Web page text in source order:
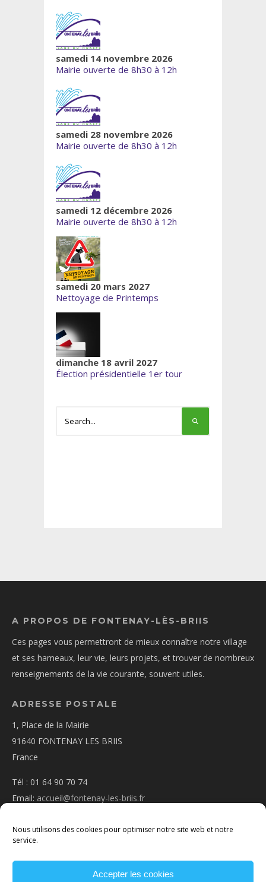
Nous utilisons des cookies pour optimiser notre site web et notre
service.
Accepter les cookies
samedi 14 novembre 2026
Mairie ouverte de 8h30 à 12h
samedi 28 novembre 2026
Mairie ouverte de 8h30 à 12h
samedi 12 décembre 2026
Mairie ouverte de 8h30 à 12h
samedi 20 mars 2027
Nettoyage de Printemps
dimanche 18 avril 2027
Élection présidentielle 1er tour
A PROPOS DE FONTENAY-LÈS-BRIIS
Ces pages vous permettront de mieux connaître notre village
et ses hameaux, leur vie, leurs projets, et trouver de nombreux
renseignements de la vie courante, souvent utiles.
ADRESSE POSTALE
1, Place de la Mairie
91640 FONTENAY LES BRIIS
France
Tél : 01 64 90 70 74
Email: accueil@fontenay-les-briis.fr
NOUS CONTACTER